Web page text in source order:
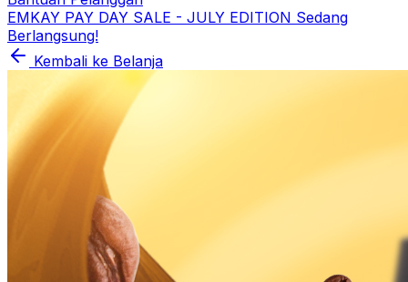
EMKAY PAY DAY SALE - JULY EDITION Sedang
Berlangsung!
Kembali ke Belanja